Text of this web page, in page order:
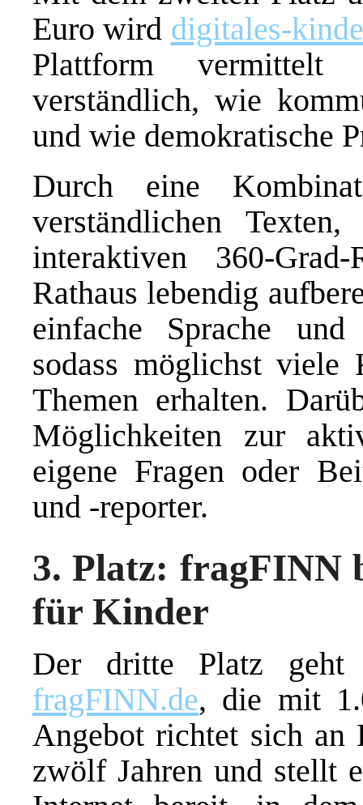
Euro wird digitales-
Plattform vermittelt
verständlich, wie
und wie demokratische
Durch eine
verständlichen
interaktiven 360-
Rathaus lebendig
einfache Sprache
sodass möglichst viele
Themen erhalten.
Möglichkeiten zur
eigene Fragen oder
und -reporter.
3. Platz: fragFINN
für Kinder
Der dritte Platz geht
fragFINN.de, die mit
Angebot richtet sich
zwölf Jahren und stellt